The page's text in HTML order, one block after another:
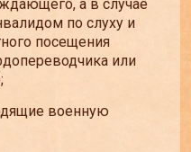
а в случае
по слуху и
посещения
или
военную